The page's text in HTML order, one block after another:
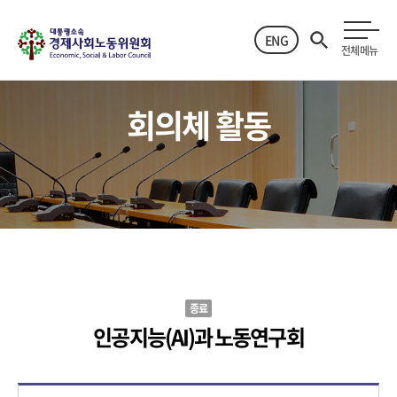
ENG
전체메뉴
회의체 활동
종료
인공지능(AI)과 노동연구회